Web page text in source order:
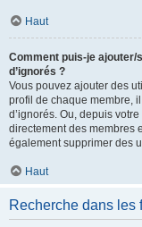
Haut
Comment puis-je ajouter/
d’ignorés ?
Vous pouvez ajouter des
profil de chaque membre,
d’ignorés. Ou, depuis
directement des membres
également supprimer des
Haut
Recherche dans les